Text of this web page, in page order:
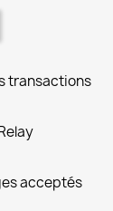
transactions
acceptés